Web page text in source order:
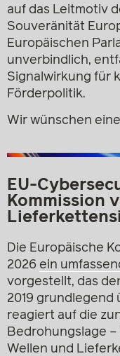
auf das Leitmotiv
Souveränität
Europäischen
unverbindlich,
Signalwirkung für
Förderpolitik.
Wir wünschen
EU-
Kommission
Die Europäische
2026 ein
vorgestellt, das
2019 grundlegend
reagiert auf die
Bedrohungslage
Wellen und